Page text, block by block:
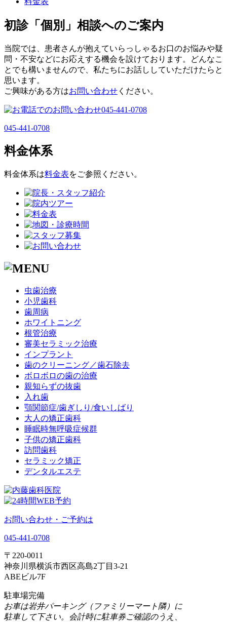
初診「個別」相談へのご案内
当院では、患者さんが抱えていらっしゃるお口のお悩みや疑
問・不安などにお応えする機会を設けております。どんなこ
とでも構いませんので、私たちにお話ししていただけたらと
思います。
ご興味がある方はお問い合わせ ください。
045-441-0708
料金体系
料金体系は料金表をご参照ください。
虫歯治療
小児歯科
歯周病
ホワイトニング
根管治療
審美セラミック治療
インプラント
歯のクリーニング／歯石除去
ボロボロの歯の治療
親知らずの抜歯
入れ歯
顎関節症/歯ぎしり/食いしばり
大人の矯正歯科
睡眠時無呼吸症候群
子供の矯正歯科
訪問歯科
セラミック矯正
デンタルエステ
お問い合わせ・ご予約は
045-441-0708
〒220-0011
神奈川県横浜市西区高島2丁目3-21
ABEビル7F
駐車場完備
お車は岩井パーキング（ファミリーマート隣）に
駐車して下さい。会計時に駐車券ご確認のうえ、